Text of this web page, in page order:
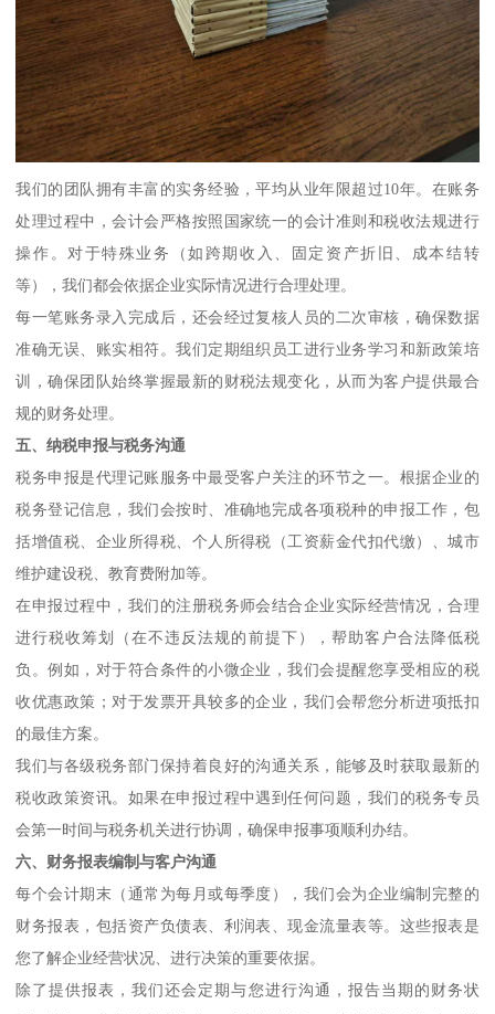
我们的团队拥有丰富的实务经验，平均从业年限超过10年。在账务
处理过程中，会计会严格按照国家统一的会计准则和税收法规进行
操作。对于特殊业务（如跨期收入、固定资产折旧、成本结转
等），我们都会依据企业实际情况进行合理处理。
每一笔账务录入完成后，还会经过复核人员的二次审核，确保数据
准确无误、账实相符。我们定期组织员工进行业务学习和新政策培
训，确保团队始终掌握最新的财税法规变化，从而为客户提供最合
规的财务处理。
五、纳税申报与税务沟通
税务申报是代理记账服务中最受客户关注的环节之一。根据企业的
税务登记信息，我们会按时、准确地完成各项税种的申报工作，包
括增值税、企业所得税、个人所得税（工资薪金代扣代缴）、城市
维护建设税、教育费附加等。
在申报过程中，我们的注册税务师会结合企业实际经营情况，合理
进行税收筹划（在不违反法规的前提下），帮助客户合法降低税
负。例如，对于符合条件的小微企业，我们会提醒您享受相应的税
收优惠政策；对于发票开具较多的企业，我们会帮您分析进项抵扣
的最佳方案。
我们与各级税务部门保持着良好的沟通关系，能够及时获取最新的
税收政策资讯。如果在申报过程中遇到任何问题，我们的税务专员
会第一时间与税务机关进行协调，确保申报事项顺利办结。
六、财务报表编制与客户沟通
每个会计期末（通常为每月或每季度），我们会为企业编制完整的
财务报表，包括资产负债表、利润表、现金流量表等。这些报表是
您了解企业经营状况、进行决策的重要依据。
除了提供报表，我们还会定期与您进行沟通，报告当期的财务状